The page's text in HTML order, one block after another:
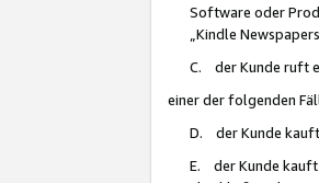
Software oder
„Kindle
C. der Kunde ruft
einer der folgenden
D. der Kunde
E. der Kunde kauft